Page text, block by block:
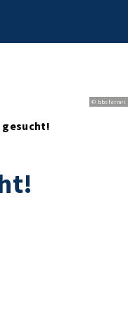
© bbsferrari